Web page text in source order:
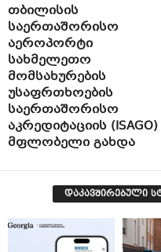
თბილისის
საერთაშორისო
აეროპორტი
სახმელეთო
მომსახურების
უსაფრთხოების
საერთაშორისო
აკრედიტაციის (ISAGO)
მფლობელი გახდა
დაკავშირებული